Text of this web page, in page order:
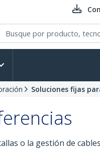
Soluciones fijas
o la gestión de